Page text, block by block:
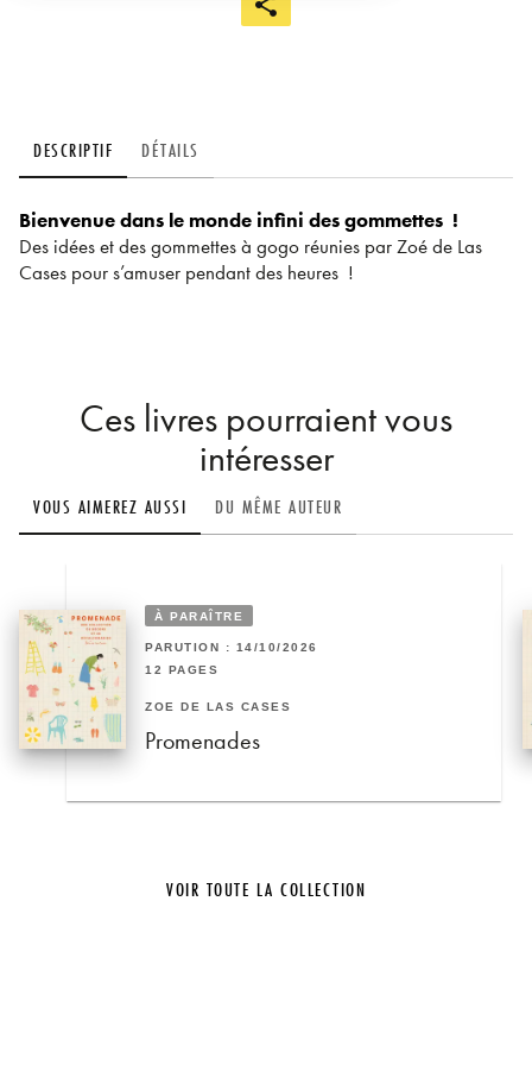
DESCRIPTIF DÉTAILS
Bienvenue dans le monde infini des gommettes !
Des idées et des gommettes à gogo réunies par Zoé de Las
Cases pour s’amuser pendant des heures !
Ces livres pourraient vous
intéresser
VOUS AIMEREZ AUSSI DU MÊME AUTEUR
À PARAÎTRE
PARUTION : 14/10/2026
12 PAGES
ZOÉ DE LAS CASES
Promenades
VOIR TOUTE LA COLLECTION